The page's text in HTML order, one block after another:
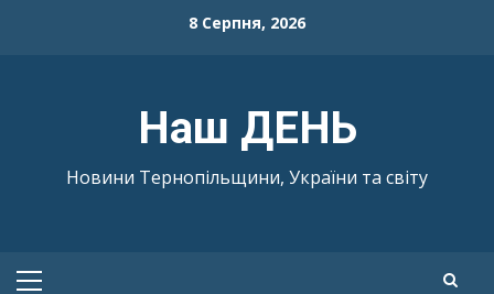
8 Серпня, 2026
Наш ДЕНЬ
Новини Тернопільщини, України та світу